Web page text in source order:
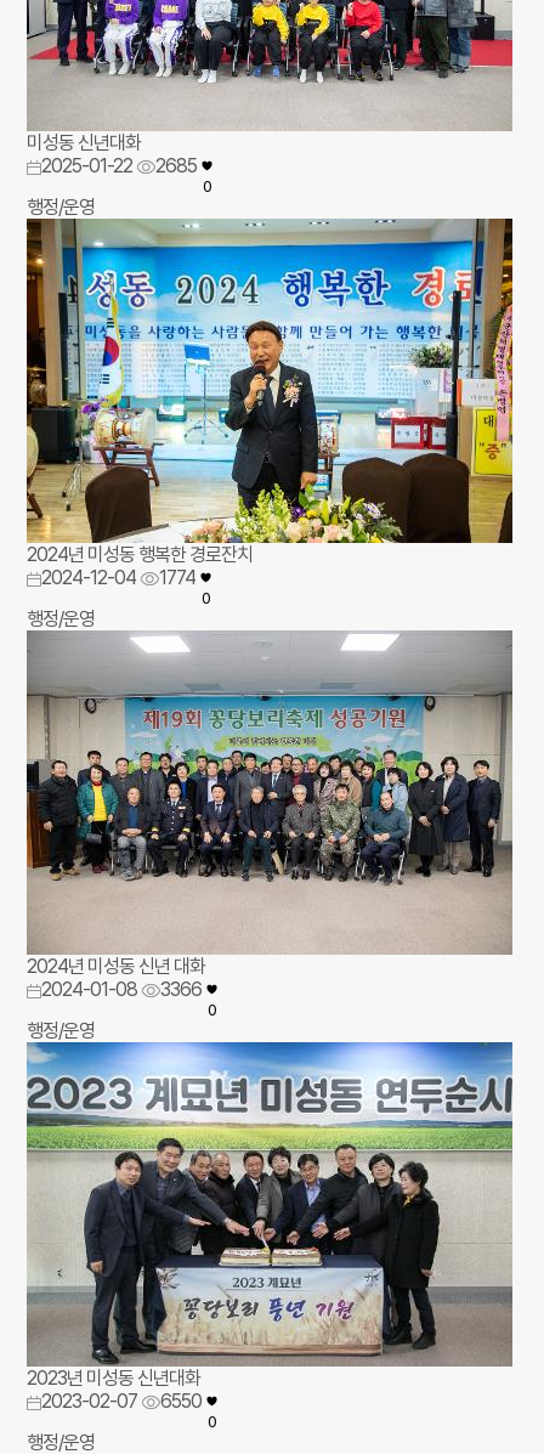
미성동 신년대화
2025-01-22
2685
0
행정/운영
2024년 미성동 행복한 경로잔치
2024-12-04
1774
0
행정/운영
2024년 미성동 신년 대화
2024-01-08
3366
0
행정/운영
2023년 미성동 신년대화
2023-02-07
6550
0
행정/운영